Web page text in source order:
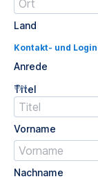
Land
Kontakt- und
Anrede
Titel
Opt.
Vorname
Nachname